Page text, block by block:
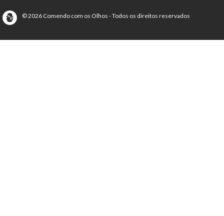
© 2026 Comendo com os Olhos - Todos os direitos reservados